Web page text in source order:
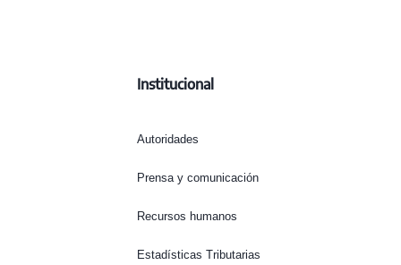
Institucional
Autoridades
Prensa y comunicación
Recursos humanos
Estadísticas Tributarias